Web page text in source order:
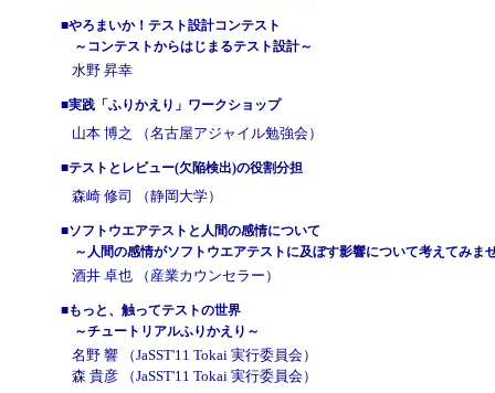
■やろまいか！テスト設計コンテスト
～コンテストからはじまるテスト設計～
水野 昇幸
■実践「ふりかえり」ワークショップ
山本 博之 （名古屋アジャイル勉強会）
■テストとレビュー(欠陥検出)の役割分担
森崎 修司 （静岡大学）
■ソフトウエアテストと人間の感情について
～人間の感情がソフトウエアテストに及ぼす影響について考えてみま
酒井 卓也 （産業カウンセラー）
■もっと、触ってテストの世界
～チュートリアルふりかえり～
名野 響 （JaSST'11 Tokai 実行委員会）
森 貴彦 （JaSST'11 Tokai 実行委員会）